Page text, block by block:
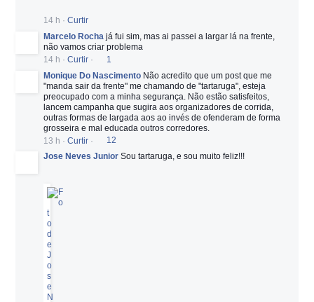
14 h · Curtir
Marcelo Rocha já fui sim, mas ai passei a largar lá na frente,
não vamos criar problema
14 h · Curtir ·
1
Monique Do Nascimento Não acredito que um post que me
"manda sair da frente" me chamando de "tartaruga", esteja
preocupado com a minha segurança. Não estão satisfeitos,
lancem campanha que sugira aos organizadores de corrida,
outras formas de largada aos ao invés de ofenderam de forma
grosseira e mal educada outros corredores.
13 h · Curtir ·
12
Jose Neves Junior Sou tartaruga, e sou muito feliz!!!